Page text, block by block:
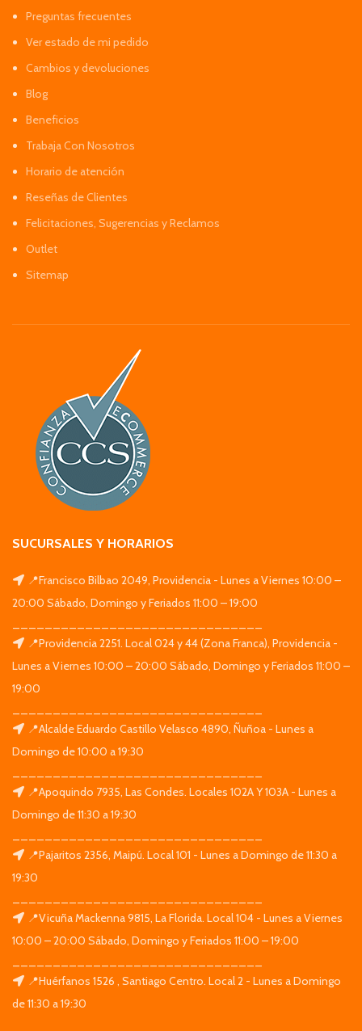
Preguntas frecuentes
Ver estado de mi pedido
Cambios y devoluciones
Blog
Beneficios
Trabaja Con Nosotros
Horario de atención
Reseñas de Clientes
Felicitaciones, Sugerencias y Reclamos
Outlet
Sitemap
SUCURSALES Y HORARIOS
📍Francisco Bilbao 2049, Providencia - Lunes a Viernes 10:00 –
20:00 Sábado, Domingo y Feriados 11:00 – 19:00
📍Providencia 2251. Local 024 y 44 (Zona Franca), Providencia -
Lunes a Viernes 10:00 – 20:00 Sábado, Domingo y Feriados 11:00 –
19:00
📍Alcalde Eduardo Castillo Velasco 4890, Ñuñoa - Lunes a
Domingo de 10:00 a 19:30
📍Apoquindo 7935, Las Condes. Locales 102A Y 103A - Lunes a
Domingo de 11:30 a 19:30
📍Pajaritos 2356, Maipú. Local 101 - Lunes a Domingo de 11:30 a
19:30
📍Vicuña Mackenna 9815, La Florida. Local 104 - Lunes a Viernes
10:00 – 20:00 Sábado, Domingo y Feriados 11:00 – 19:00
📍Huérfanos 1526 , Santiago Centro. Local 2 - Lunes a Domingo
de 11:30 a 19:30